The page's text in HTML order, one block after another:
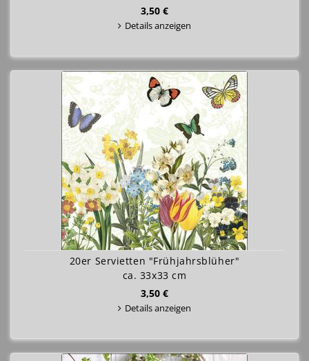
3,50 €
Details anzeigen
20er Servietten "Frühjahrsblüher"
ca. 33x33 cm
3,50 €
Details anzeigen